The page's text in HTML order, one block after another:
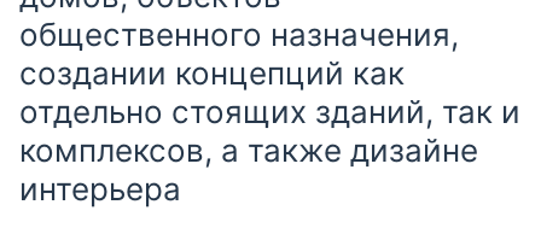
общественного назначения,
создании концепций как
отдельно стоящих зданий, так и
комплексов, а также дизайне
интерьера